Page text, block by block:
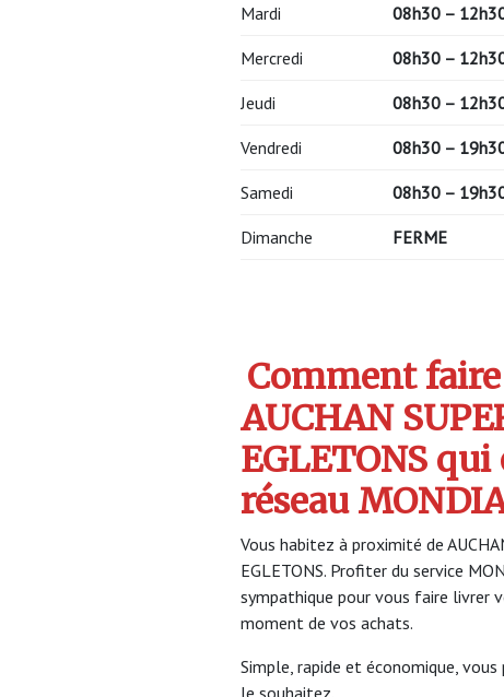
Mardi 08h30 –
Mercredi 08h30 –
Jeudi 08h30 –
Vendredi 08h30 –
Samedi 08h30 –
Dimanche FERME
Comment
AUCHAN
EGLETONS
réseau
Vous habitez à proximité de
EGLETONS. Profiter du service
sympathique pour vous faire livrer
moment de vos achats.
Simple, rapide et économique,